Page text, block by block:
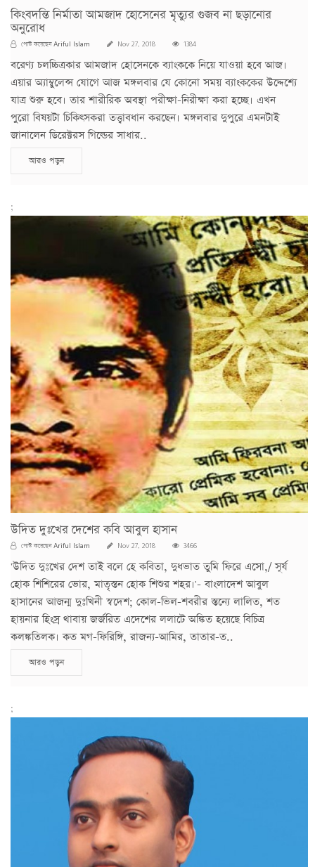
কিংবদন্তি নির্মাতা আমজাদ হোসেনের মৃত্যুর গুজব না ছড়ানোর
অনুরোধ
পোস্ট করেছেনAriful Islam Nov 27, 2018 1384
বরেণ্য চলচ্চিত্রকার আমজাদ হোসেনকে ব্যাংককে নিয়ে যাওয়া হবে আজ।
এয়ার অ্যাম্বুলেন্স যোগে আজ মঙ্গলবার যে কোনো সময় ব্যাংককের উদ্দেশ্যে
যাত্র শুরু হবে। তার শারীরিক অবস্থা পরীক্ষা-নিরীক্ষা করা হচ্ছে। এখন
পুরো বিষয়টা চিকিৎসকরা তত্ত্বাবধান করছেন। মঙ্গলবার দুপুরে এমনটাই
জানালেন ডিরেক্টরস গিল্ডের সাধার..
আরও পড়ুন
;
উদিত দুঃখের দেশের কবি আবুল হাসান
পোস্ট করেছেনAriful Islam Nov 27, 2018 3466
'উদিত দুঃখের দেশ তাই বলে হে কবিতা, দুধভাত তুমি ফিরে এসো,/ সূর্য
হোক শিশিরের ভোর, মাতৃস্তন হোক শিশুর শহর।'- বাংলাদেশ আবুল
হাসানের আজন্ম দুঃখিনী স্বদেশ; কোল-ভিল-শবরীর স্তন্যে লালিত, শত
হায়নার হিংস্র থাবায় জর্জরিত এদেশের ললাটে অঙ্কিত হয়েছে বিচিত্র
কলঙ্কতিলক। কত মগ-ফিরিঙ্গি, রাজন্য-আমির, তাতার-ত..
আরও পড়ুন
;